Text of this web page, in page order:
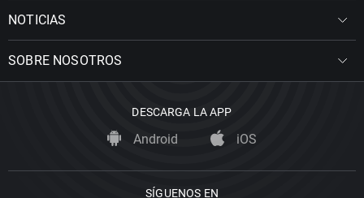
NOTICIAS
SOBRE NOSOTROS
DESCARGA LA APP
Android iOS
SÍGUENOS EN